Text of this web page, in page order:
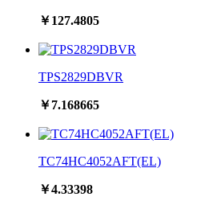
￥127.4805
TPS2829DBVR
￥7.168665
TC74HC4052AFT(EL)
￥4.33398